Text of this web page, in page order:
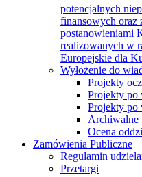
potencjalnych
finansowych oraz
postanowieniami
realizowanych w
Europejskie dla
Wyłożenie do
Projekty
Projekty po
Projekty po
Archiwalne
Ocena
Zamówienia Publiczne
Regulamin
Przetargi